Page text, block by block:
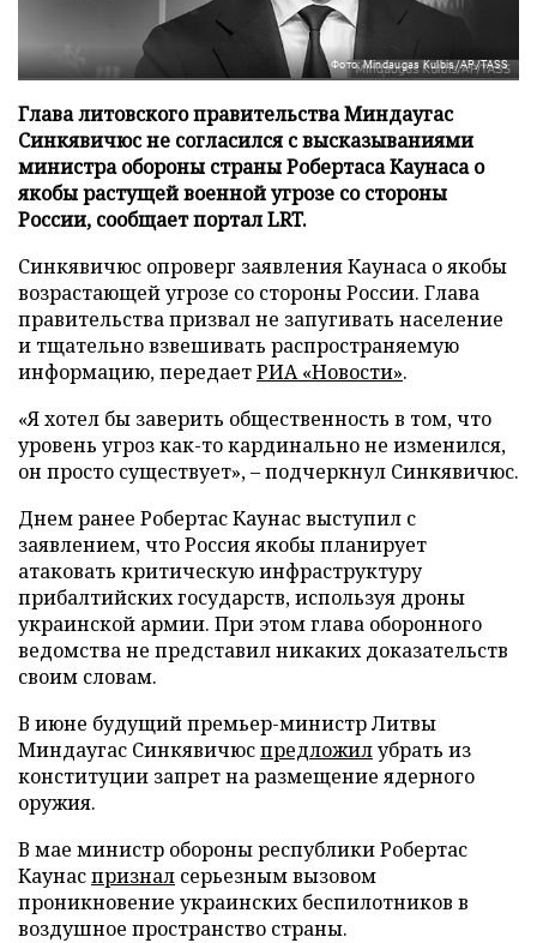
Фото: Mindaugas Kulbis/AP/TASS
Глава литовского правительства Миндаугас
Синкявичюс не согласился с высказываниями
министра обороны страны Робертаса Каунаса о
якобы растущей военной угрозе со стороны
России, сообщает портал LRT.
Синкявичюс опроверг заявления Каунаса о якобы
возрастающей угрозе со стороны России. Глава
правительства призвал не запугивать население
и тщательно взвешивать распространяемую
информацию, передаетРИА «Новости».
«Я хотел бы заверить общественность в том, что
уровень угроз как-то кардинально не изменился,
он просто существует», – подчеркнул Синкявичюс.
Днем ранее Робертас Каунас выступил с
заявлением, что Россия якобы планирует
атаковать критическую инфраструктуру
прибалтийских государств, используя дроны
украинской армии. При этом глава оборонного
ведомства не представил никаких доказательств
своим словам.
В июне будущий премьер-министр Литвы
Миндаугас Синкявичюспредложилубрать из
конституции запрет на размещение ядерного
оружия.
В мае министр обороны республики Робертас
Каунаспризнал серьезным вызовом
проникновение украинских беспилотников в
воздушное пространство страны.